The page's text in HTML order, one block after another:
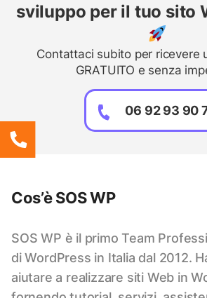
sviluppo per il tuo sito
Contattaci subito per ricevere
GRATUITO e senza
06 92 93 90
Cos’è SOS WP
SOS WP è il primo Team
di WordPress in Italia dal 2012.
aiutare a realizzare siti Web in